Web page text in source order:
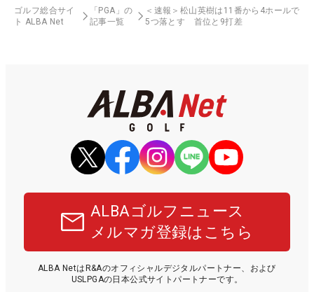
ゴルフ総合サイ
ト ALBA Net
「PGA」の
記事一覧
＜速報＞松山英樹は11番から4ホールで
5つ落とす 首位と9打差
ALBAゴルフニュース
メルマガ登録はこちら
ALBA NetはR&Aのオフィシャルデジタルパートナー、および
USLPGAの日本公式サイトパートナーです。